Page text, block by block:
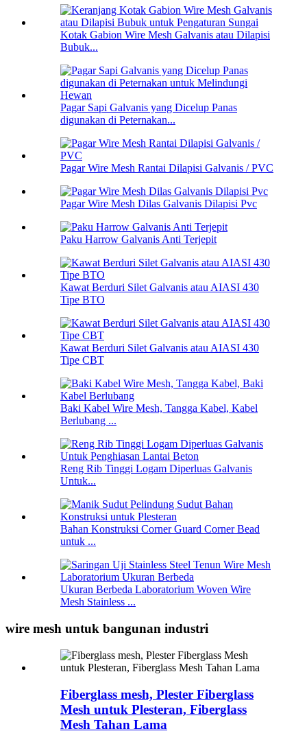
Kotak Gabion Wire Mesh Galvanis atau Dilapisi
Bubuk...
Pagar Sapi Galvanis yang Dicelup Panas
digunakan di Peternakan...
Pagar Wire Mesh Rantai Dilapisi Galvanis / PVC
Pagar Wire Mesh Dilas Galvanis Dilapisi Pvc
Paku Harrow Galvanis Anti Terjepit
Kawat Berduri Silet Galvanis atau AIASI 430
Tipe BTO
Kawat Berduri Silet Galvanis atau AIASI 430
Tipe CBT
Baki Kabel Wire Mesh, Tangga Kabel, Kabel
Berlubang ...
Reng Rib Tinggi Logam Diperluas Galvanis
Untuk...
Bahan Konstruksi Corner Guard Corner Bead
untuk ...
Ukuran Berbeda Laboratorium Woven Wire
Mesh Stainless ...
wire mesh untuk bangunan industri
Fiberglass mesh, Plester Fiberglass
Mesh untuk Plesteran, Fiberglass
Mesh Tahan Lama